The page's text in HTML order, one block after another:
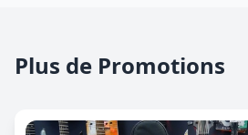
Plus de Promotions